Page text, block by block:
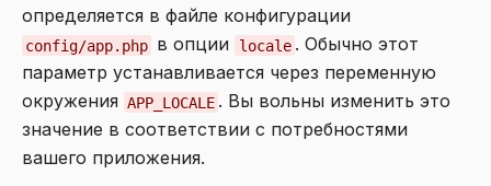
определяется в файле конфигурации
config/app.php в опции locale . Обычно этот
параметр устанавливается через переменную
окружения APP_LOCALE . Вы вольны изменить это
значение в соответствии с потребностями
вашего приложения.